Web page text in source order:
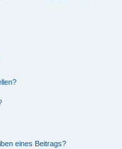
eines Beitrags?